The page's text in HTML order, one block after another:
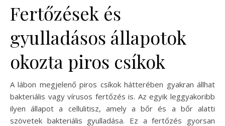
Fertőzések és
gyulladásos állapotok
okozta piros csíkok
A lábon megjelenő piros csíkok hátterében gyakran állhat
bakteriális vagy vírusos fertőzés is. Az egyik leggyakoribb
ilyen állapot a cellulitisz, amely a bőr és a bőr alatti
szövetek bakteriális gyulladása. Ez a fertőzés gyorsan